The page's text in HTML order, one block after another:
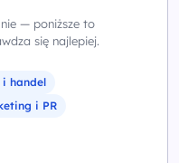
— poniższe to
się najlepiej.
i handel
i PR